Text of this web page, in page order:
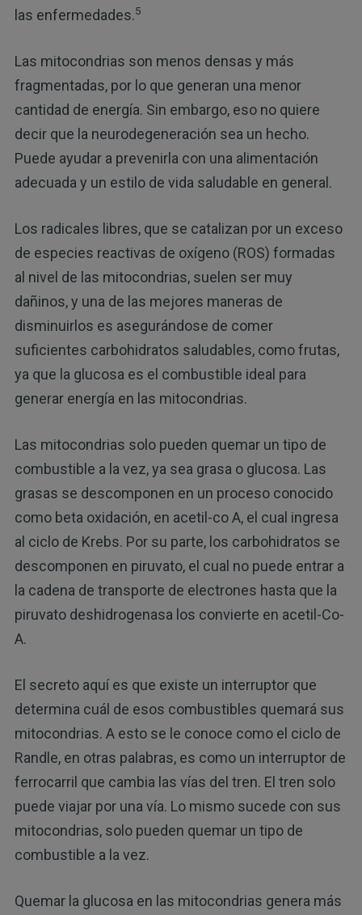
las enfermedades.5
Las mitocondrias son menos densas y más
fragmentadas, por lo que generan una menor
cantidad de energía. Sin embargo, eso no quiere
decir que la neurodegeneración sea un hecho.
Puede ayudar a prevenirla con una alimentación
adecuada y un estilo de vida saludable en general.
Los radicales libres, que se catalizan por un exceso
de especies reactivas de oxígeno (ROS) formadas
al nivel de las mitocondrias, suelen ser muy
dañinos, y una de las mejores maneras de
disminuirlos es asegurándose de comer
suficientes carbohidratos saludables, como frutas,
ya que la glucosa es el combustible ideal para
generar energía en las mitocondrias.
Las mitocondrias solo pueden quemar un tipo de
combustible a la vez, ya sea grasa o glucosa. Las
grasas se descomponen en un proceso conocido
como beta oxidación, en acetil-co A, el cual ingresa
al ciclo de Krebs. Por su parte, los carbohidratos se
descomponen en piruvato, el cual no puede entrar a
la cadena de transporte de electrones hasta que la
piruvato deshidrogenasa los convierte en acetil-Co-
A.
El secreto aquí es que existe un interruptor que
determina cuál de esos combustibles quemará sus
mitocondrias. A esto se le conoce como el ciclo de
Randle, en otras palabras, es como un interruptor de
ferrocarril que cambia las vías del tren. El tren solo
puede viajar por una vía. Lo mismo sucede con sus
mitocondrias, solo pueden quemar un tipo de
combustible a la vez.
Quemar la glucosa en las mitocondrias genera más